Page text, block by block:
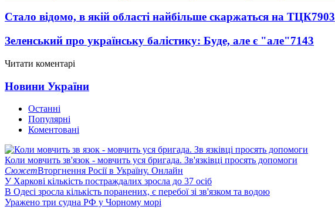
Стало відомо, в якій області найбільше скаржаться на ТЦК7903
Зеленський про українську балістику: Буде, але є "але"7143
Читати коментарі
Новини України
Останні
Популярні
Коментовані
Коли мовчить зв'язок - мовчить уся бригада. Зв'язківці просять допомоги
СюжетВторгнення Росії в Україну. Онлайн
У Харкові кількість постраждалих зросла до 37 осіб
В Одесі зросла кількість поранених, є перебої зі зв'язком та водою
Уражено три судна РФ у Чорному морі